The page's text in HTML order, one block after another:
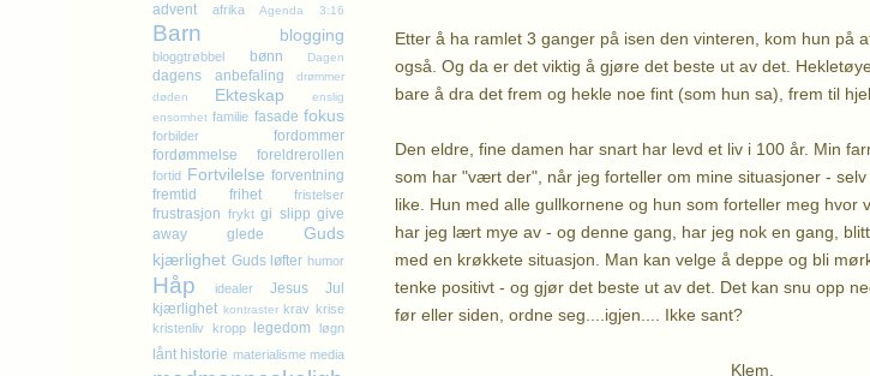
Etter å ha ramlet 3 ganger på isen den vinteren, kom hun på
også. Og da er det viktig å gjøre det beste ut av det.
bare å dra det frem og hekle noe fint (som hun sa), frem til
Den eldre, fine damen har snart har levd et liv i 100 år. Min
som har "vært der", når jeg forteller om mine situasjoner -
like. Hun med alle gullkornene og hun som forteller meg
har jeg lært mye av - og denne gang, har jeg nok en gang,
med en krøkkete situasjon. Man kan velge å deppe og bli
tenke positivt - og gjør det beste ut av det. Det kan snu opp
før eller siden, ordne seg....igjen.... Ikke sant?
Klem,
advent afrika Agenda 3:16
Barn blogging
bloggtrøbbel bønn Dagen
dagens anbefaling
drømmer
døden
Ekteskap
enslig
ensomhet familie fasade fokus
forbilder
fordommer
fordømmelse
foreldrerollen
fortid Fortvilelse forventning
fremtid
frihet fristelser
frustrasjon frykt gi slipp give
away
glede
Guds
kjærlighet Guds løfter humor
Håp idealer Jesus
Jul
kjærlighet kontraster krav krise
kristenliv kropp legedom løgn
lånt historie materialisme media